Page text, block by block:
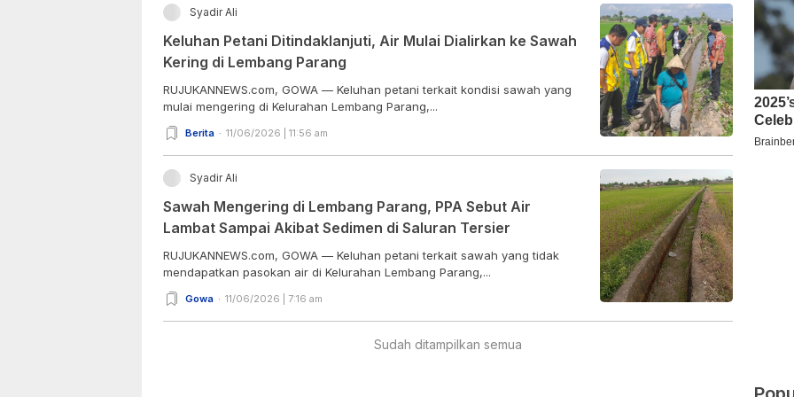
Syadir Ali
Keluhan Petani Ditindaklanjuti, Air Mulai Dialirkan ke Sawah
Kering di Lembang Parang
RUJUKANNEWS.com, GOWA — Keluhan petani terkait kondisi sawah yang
mulai mengering di Kelurahan Lembang Parang,...
Berita 11/06/2026 | 11:56 am
Syadir Ali
Sawah Mengering di Lembang Parang, PPA Sebut Air
Lambat Sampai Akibat Sedimen di Saluran Tersier
RUJUKANNEWS.com, GOWA — Keluhan petani terkait sawah yang tidak
mendapatkan pasokan air di Kelurahan Lembang Parang,...
Gowa 11/06/2026 | 7:16 am
Sudah ditampilkan semua